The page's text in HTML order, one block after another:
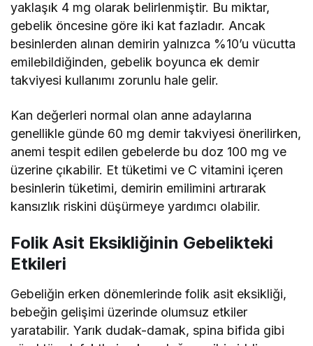
yaklaşık 4 mg olarak belirlenmiştir. Bu miktar,
gebelik öncesine göre iki kat fazladır. Ancak
besinlerden alınan demirin yalnızca %10’u vücutta
emilebildiğinden, gebelik boyunca ek demir
takviyesi kullanımı zorunlu hale gelir.
Kan değerleri normal olan anne adaylarına
genellikle günde 60 mg demir takviyesi önerilirken,
anemi tespit edilen gebelerde bu doz 100 mg ve
üzerine çıkabilir. Et tüketimi ve C vitamini içeren
besinlerin tüketimi, demirin emilimini artırarak
kansızlık riskini düşürmeye yardımcı olabilir.
Folik Asit Eksikliğinin Gebelikteki
Etkileri
Gebeliğin erken dönemlerinde folik asit eksikliği,
bebeğin gelişimi üzerinde olumsuz etkiler
yaratabilir. Yarık dudak-damak, spina bifida gibi